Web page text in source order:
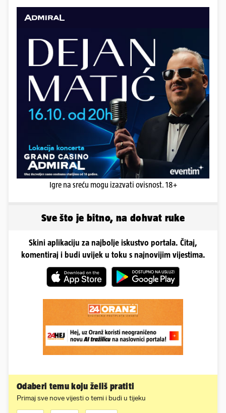
Igre na sreću mogu izazvati ovisnost. 18+
Sve što je bitno, na dohvat ruke
Skini aplikaciju za najbolje iskustvo portala. Čitaj,
komentiraj i budi uvijek u toku s najnovijim vijestima.
Odaberi temu koju želiš pratiti
Primaj sve nove vijesti o temi i budi u tijeku